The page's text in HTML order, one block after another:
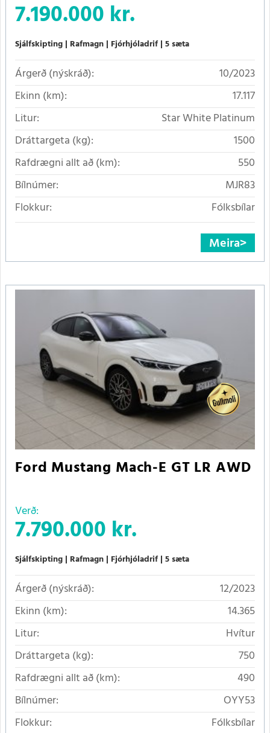
7.190.000 kr.
Sjálfskipting Rafmagn Fjórhjóladrif 5 sæta
Árgerð (nýskráð):
10/2023
Ekinn (km):
17.117
Litur:
Star White Platinum
Dráttargeta (kg):
1500
Rafdrægni allt að (km):
550
Bílnúmer:
MJR83
Flokkur:
Fólksbílar
Meira
Ford Mustang Mach-E GT LR AWD
Verð:
7.790.000 kr.
Sjálfskipting Rafmagn Fjórhjóladrif 5 sæta
Árgerð (nýskráð):
12/2023
Ekinn (km):
14.365
Litur:
Hvítur
Dráttargeta (kg):
750
Rafdrægni allt að (km):
490
Bílnúmer:
OYY53
Flokkur:
Fólksbílar